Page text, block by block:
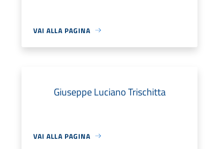
VAI ALLA PAGINA
Giuseppe Luciano Trischitta
VAI ALLA PAGINA